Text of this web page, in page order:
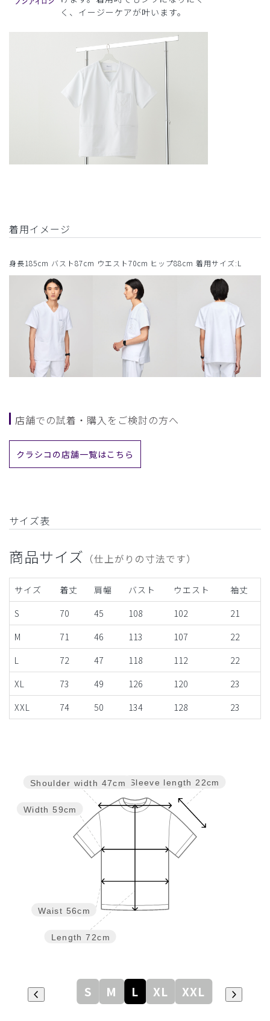
く、イージーケアが叶います。
着用イメージ
身長185cm バスト87cm ウエスト70cm ヒップ88cm 着用サイズ:L
店舗での試着・購入をご検討の方へ
クラシコの店舗一覧はこちら
サイズ表
商品サイズ （仕上がりの寸法です）
サイズ 着丈 肩幅 バスト ウエスト
袖丈
S
70 45 108 102
21
M
71 46 113 107
22
L
72 47 118 112
22
XL
73 49 126 120
23
XXL
74 50 134 128 23
Sleeve length 22cm
Length 72cm
Waist 56cm
Width 59cm
Shoulder width 47cm
S M L XL XXL